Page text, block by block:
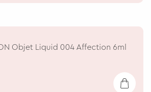
Objet Liquid 004 Affection 6ml